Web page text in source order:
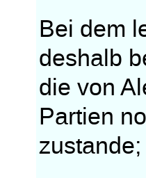
Bei dem
deshalb
die von
Partien